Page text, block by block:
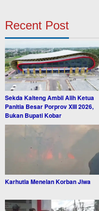
Recent Post
Sekda Kalteng Ambil Alih Ketua
Panitia Besar Porprov XIII 2026,
Bukan Bupati Kobar
Karhutla Menelan Korban Jiwa